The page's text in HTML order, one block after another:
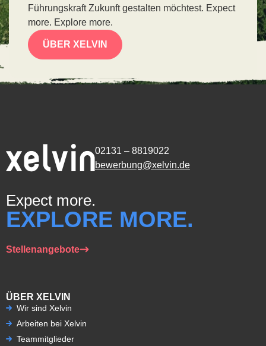
Führungskraft Zukunft gestalten möchtest. Expect
more. Explore more.
ÜBER XELVIN
02131 – 8819022
bewerbung@xelvin.de
Expect more.
EXPLORE MORE.
Stellenangebote
ÜBER XELVIN
Wir sind Xelvin
Arbeiten bei Xelvin
Teammitglieder